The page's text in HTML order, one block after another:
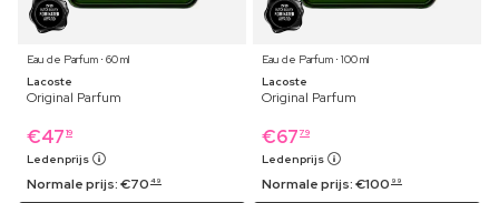
Eau de Parfum ⋅ 60 ml
Lacoste
Original Parfum
€47 19
Ledenprijs
Normale prijs:€70 49
Eau de Parfum ⋅ 100 ml
Lacoste
Original Parfum
€67 79
Ledenprijs
Normale prijs:€100 99